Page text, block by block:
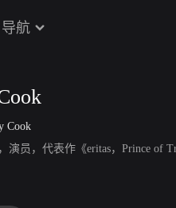
导航
Cook
演员，代表作《eritas，Prince of